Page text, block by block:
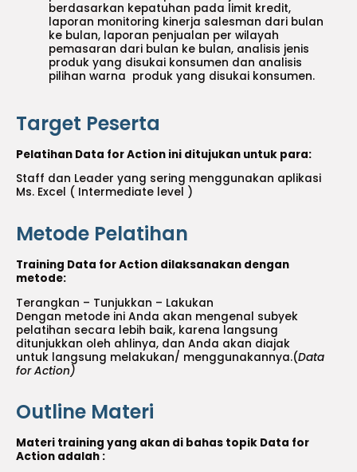
berdasarkan kepatuhan pada limit kredit,
laporan monitoring kinerja salesman dari bulan
ke bulan, laporan penjualan per wilayah
pemasaran dari bulan ke bulan, analisis jenis
produk yang disukai konsumen dan analisis
pilihan warna produk yang disukai konsumen.
Target Peserta
Pelatihan Data for Action ini ditujukan untuk para:
Staff dan Leader yang sering menggunakan aplikasi
Ms. Excel ( Intermediate level )
Metode Pelatihan
Training Data for Action dilaksanakan dengan
metode:
Terangkan – Tunjukkan – Lakukan
Dengan metode ini Anda akan mengenal subyek
pelatihan secara lebih baik, karena langsung
ditunjukkan oleh ahlinya, dan Anda akan diajak
untuk langsung melakukan/ menggunakannya.(Data
for Action)
Outline Materi
Materi training yang akan di bahas topik Data for
Action adalah :